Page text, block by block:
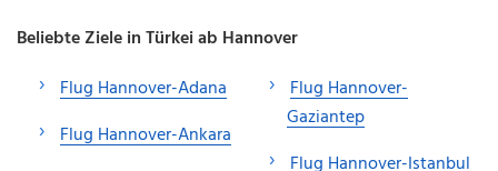
Beliebte Ziele in Türkei ab Hannover
Flug Hannover-Adana
Flug Hannover-Ankara
Flug Hannover-
Gaziantep
Flug Hannover-Istanbul